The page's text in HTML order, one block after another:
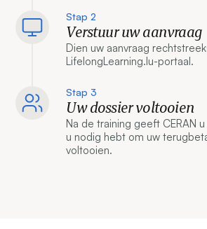
Stap 2
Verstuur uw aanvraag
Dien uw aanvraag
LifelongLearning.lu-portaal.
Stap 3
Uw dossier voltooien
Na de training geeft CERAN
u nodig hebt om uw
voltooien.